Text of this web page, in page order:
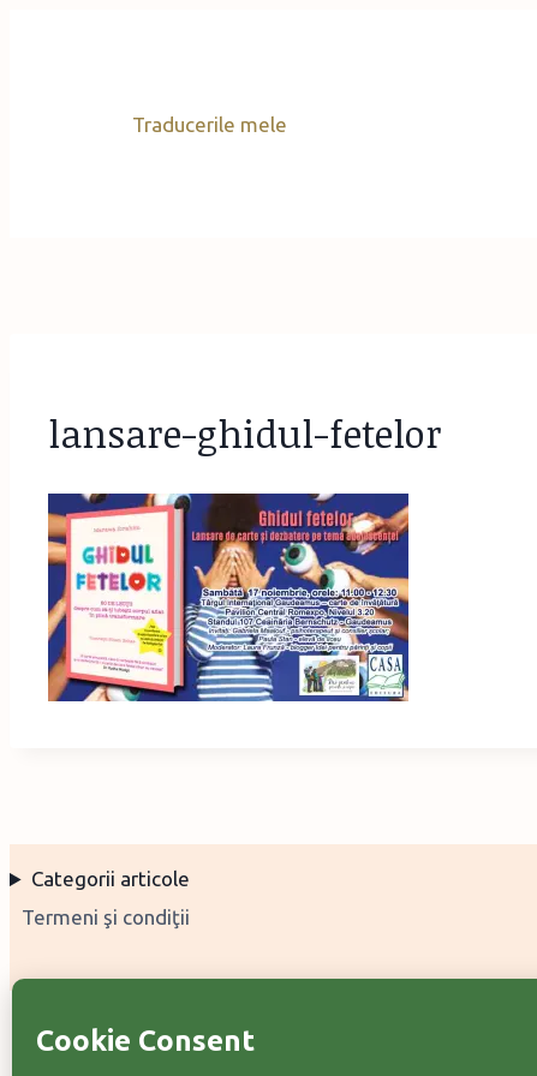
Traducerile mele
lansare-ghidul-fetelor
Categorii articole
Termeni şi condiţii